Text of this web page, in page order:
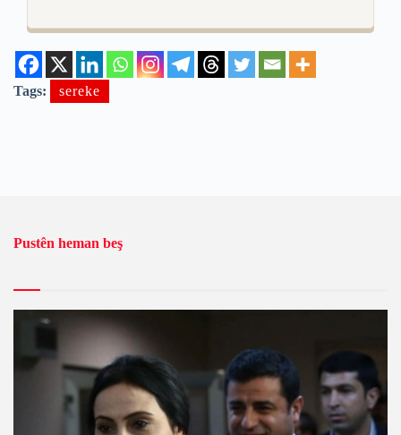
Tags: sereke
Pustên heman beş